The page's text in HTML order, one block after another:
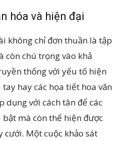
hóa và hiện đại
không chỉ đơn thuần là tập
còn chú trọng vào khả
thống với yếu tố hiện
hay các họa tiết hoa văn
dụng với cách tân để các
mà còn thể hiện được
cưới. Một cuộc khảo sát